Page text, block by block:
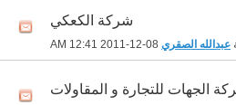
شركة الكعكي
عبدالله الصقري 12:41 AM
الجهات للتجارة و المقاولات